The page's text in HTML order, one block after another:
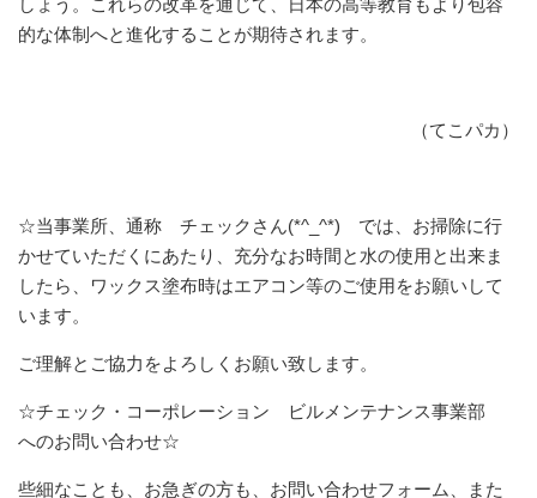
しょう。これらの改革を通じて、日本の高等教育もより包容
的な体制へと進化することが期待されます。
（てこパカ）
☆当事業所、通称 チェックさん(*^_^*) では、お掃除に行
かせていただくにあたり、充分なお時間と水の使用と出来ま
したら、ワックス塗布時はエアコン等のご使用をお願いして
います。
ご理解とご協力をよろしくお願い致します。
☆チェック・コーポレーション ビルメンテナンス事業部
へのお問い合わせ☆
些細なことも、お急ぎの方も、お問い合わせフォーム、また